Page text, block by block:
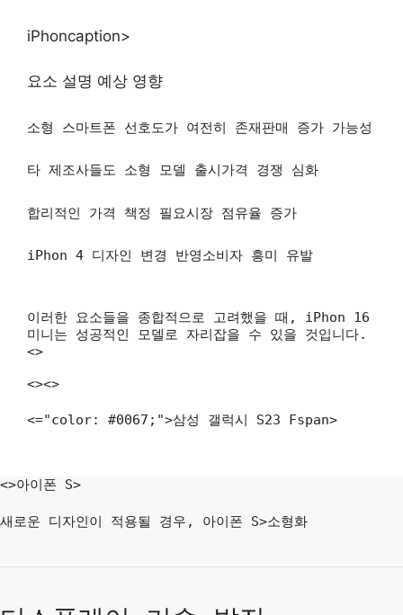
iPhoncaption>
요소 설명 예상 영향
소형 스마트폰 선호도가 여전히 존재판매 증가 가능성
타 제조사들도 소형 모델 출시가격 경쟁 심화
합리적인 가격 책정 필요시장 점유율 증가
iPhon 4 디자인 변경 반영소비자 흥미 유발
이러한 요소들을 종합적으로 고려했을 때, iPhon 16
미니는 성공적인 모델로 자리잡을 수 있을 것입니다.
<>
<><>
<="color: #0067;">삼성 갤럭시 S23 Fspan>
<>아이폰 S>
새로운 디자인이 적용될 경우, 아이폰 S>소형화